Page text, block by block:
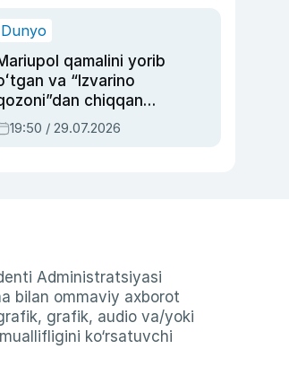
Dunyo
qamalini yorib
va “Izvarino
chiqqan
— Ukraina
bosh
19:50 / 29.07.2026
Administratsiyasi
bilan ommaviy axborot
grafik, audio va/yoki
ko‘rsatuvchi